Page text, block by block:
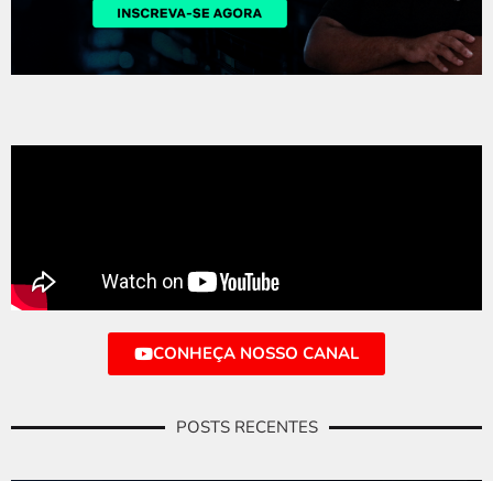
CONHEÇA NOSSO CANAL
POSTS RECENTES